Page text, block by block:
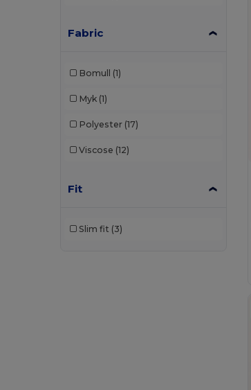
Fabric
Bomull (1)
Myk (1)
Polyester (17)
Viscose (12)
Fit
Slim fit (3)